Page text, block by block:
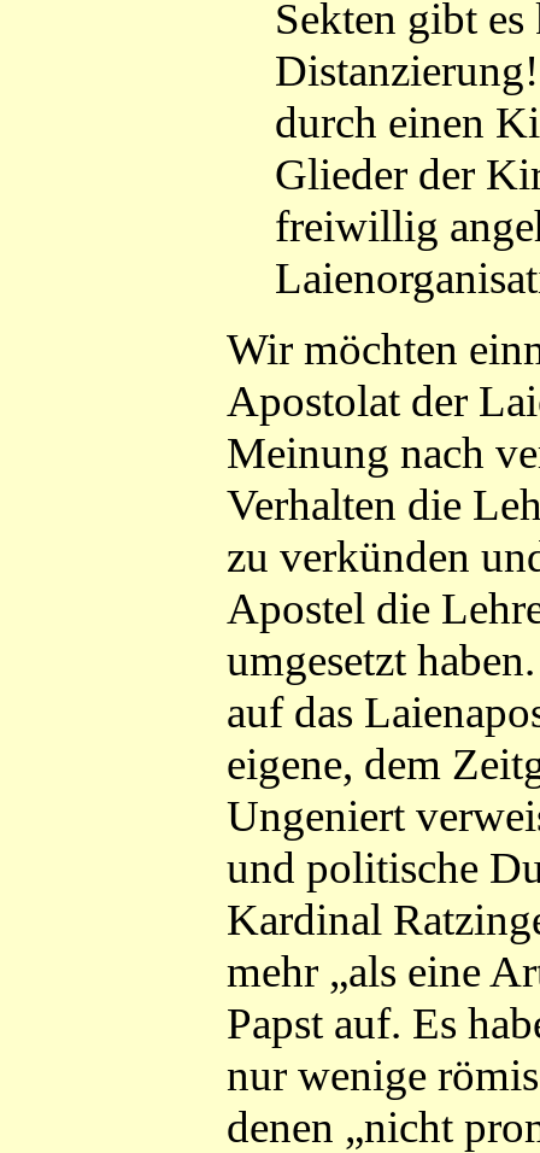
Sekten gibt
durch einen
Glieder der
freiwillig
Wir möchten
Apostolat der
Meinung nach
Verhalten die
zu verkünden
Apostel die
umgesetzt
auf das
eigene, dem
Ungeniert
und politische
Kardinal
mehr „als eine
Papst auf. Es
nur wenige
denen „nicht